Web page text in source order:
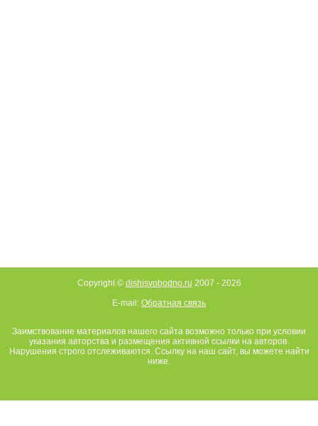
Copyright © dishisvobodno.ru 2007 - 2026
E-mail: Обратная связь
Заимствование материалов нашего сайта возможно только при условии
указания авторства и размещения активной ссылки на авторов.
Нарушения строго отслеживаются. Ссылку на наш сайт, вы можете найти
ниже.